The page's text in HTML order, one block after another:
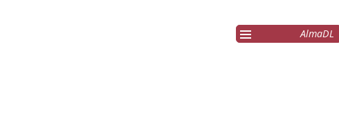
AlmaDL